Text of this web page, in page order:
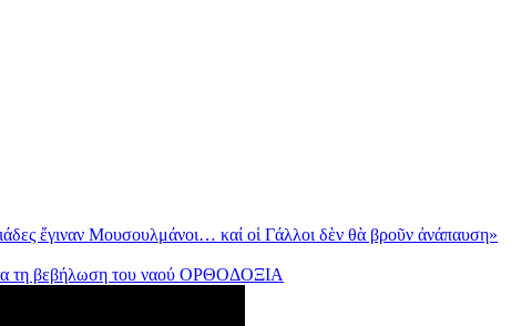
ἔγιναν Μουσουλμάνοι… καί οἱ Γάλλοι δὲν θὰ βροῦν ἀνάπαυση»
τη βεβήλωση του ναού ΟΡΘΟΔΟΞΙΑ